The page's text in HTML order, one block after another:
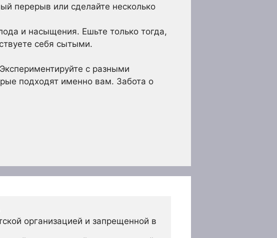
перерыв или сделайте несколько
и насыщения. Ешьте только тогда,
себя сытыми.
с разными
подходят именно вам. Забота о
организацией и запрещенной в